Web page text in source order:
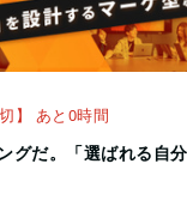
】 あと0時間
グだ。「選ばれる自